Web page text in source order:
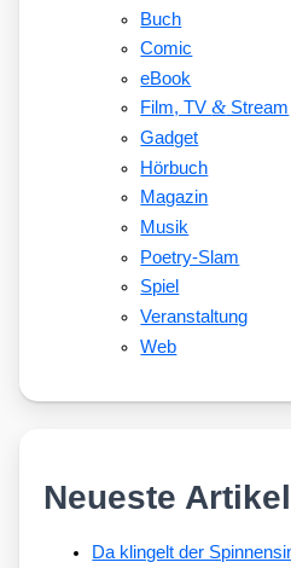
Buch
Comic
eBook
Film, TV&Stream
Gadget
Hörbuch
Magazin
Musik
Poetry-Slam
Spiel
Veranstaltung
Web
Neueste Artikel
Da klingelt der